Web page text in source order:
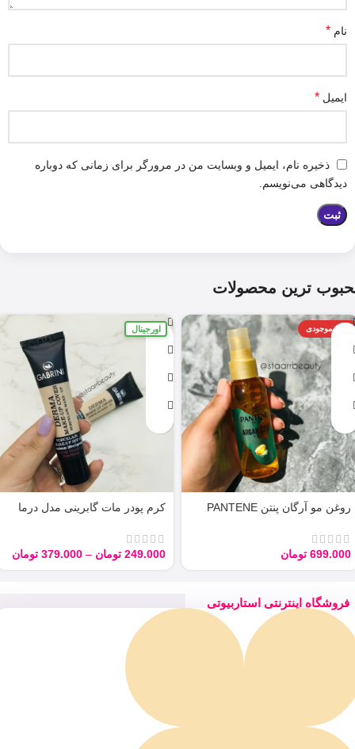
نام *
ایمیل *
ذخیره نام، ایمیل و وبسایت من در مرورگر برای زمانی که دوباره
دیدگاهی می‌نویسم.
ترین محصولات
اتمام موجودی
روغن مو آرگان پنتن PANTENE
699.000 تومان
اورجینال
کرم پودر مات گابرینی مدل درما
249.000 تومان –
379.000 تومان
فروشگاه اینترنتی استاربیوتی